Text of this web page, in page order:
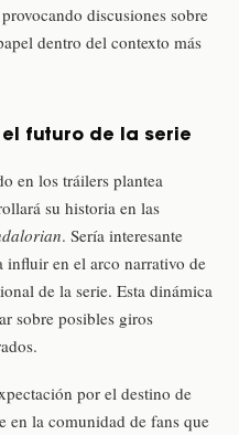
discusiones sobre
dentro del contexto más
futuro de la serie
en los tráilers plantea
su historia en las
. Sería interesante
influir en el arco narrativo de
de la serie. Esta dinámica
sobre posibles giros
por el destino de
en la comunidad de fans que